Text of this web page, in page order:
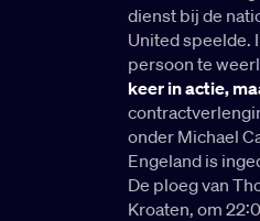
dienst bij de
United speelde.
persoon te
keer in actie,
onder Michael
Engeland is
De ploeg van
Kroaten, om